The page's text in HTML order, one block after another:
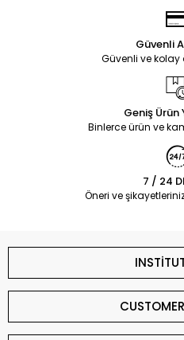
Güvenli
Güvenli ve
Geniş
Binlerce ürün ve
7 / 24
Öneri ve